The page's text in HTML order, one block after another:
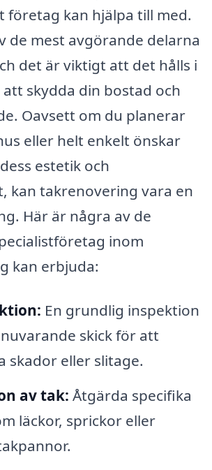
företag kan hjälpa till med.
de mest avgörande delarna
det är viktigt att det hålls i
skydda din bostad och
Oavsett om du planerar
eller helt enkelt önskar
estetik och
kan takrenovering vara en
Här är några av de
inom
kan erbjuda:
En grundlig inspektion
skick för att
skador eller slitage.
av tak: Åtgärda specifika
läckor, sprickor eller